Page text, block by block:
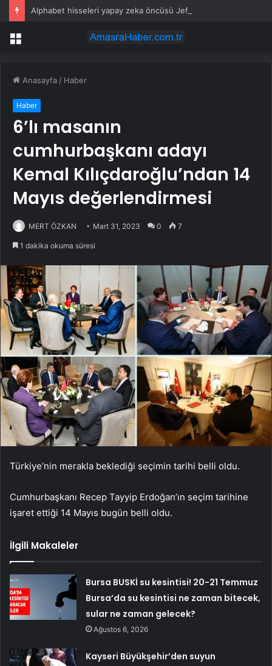
Menü
Anasayfa / Haber
Haber
6’lı masanın
cumhurbaşkanı adayı
Kemal Kılıçdaroğlu’ndan 14
Mayıs değerlendirmesi
MERT ÖZKAN Mart 31, 2023 0 7
1 dakika okuma süresi
Türkiye’nin merakla beklediği seçimin tarihi belli oldu.
Cumhurbaşkanı Recep Tayyip Erdoğan’ın seçim tarihine
işaret ettiği 14 Mayıs bugün belli oldu.
İlgili Makaleler
Bursa BUSKİ su kesintisi! 20-21 Temmuz
Bursa’da su kesintisi ne zaman bitecek,
sular ne zaman gelecek?
Ağustos 6, 2026
Kayseri Büyükşehir’den suyun